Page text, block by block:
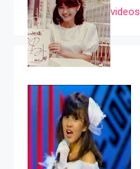
videos